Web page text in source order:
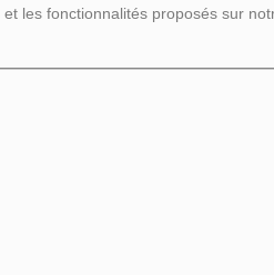
les fonctionnalités proposés sur
Un